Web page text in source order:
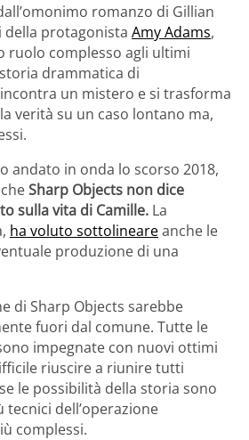
romanzo di Gillian
della protagonista Amy Adams,
ruolo complesso agli ultimi
drammatica di
un mistero e si trasforma
verità su un caso lontano ma,
andato in onda lo scorso 2018,
Sharp Objects non dice
sulla vita di Camille. La
ha voluto sottolineareanche le
produzione di una
di Sharp Objects sarebbe
fuori dal comune. Tutte le
impegnate con nuovi ottimi
riuscire a riunire tutti
le possibilità della storia sono
dell’operazione
complessi.